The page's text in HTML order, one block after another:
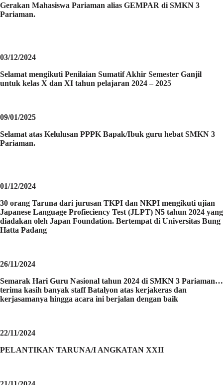
Gerakan Mahasiswa Pariaman alias GEMPAR di SMKN 3
Pariaman.
03/12/2024
Selamat mengikuti Penilaian Sumatif Akhir Semester Ganjil
untuk kelas X dan XI tahun pelajaran 2024 – 2025
09/01/2025
Selamat atas Kelulusan PPPK Bapak/Ibuk guru hebat SMKN 3
Pariaman.
01/12/2024
30 orang Taruna dari jurusan TKPI dan NKPI mengikuti ujian
Japanese Language Profieciency Test (JLPT) N5 tahun 2024 yang
diadakan oleh Japan Foundation. Bertempat di Universitas Bung
Hatta Padang
26/11/2024
Semarak Hari Guru Nasional tahun 2024 di SMKN 3 Pariaman…
terima kasih banyak staff Batalyon atas kerjakeras dan
kerjasamanya hingga acara ini berjalan dengan baik
22/11/2024
PELANTIKAN TARUNA/I ANGKATAN XXII